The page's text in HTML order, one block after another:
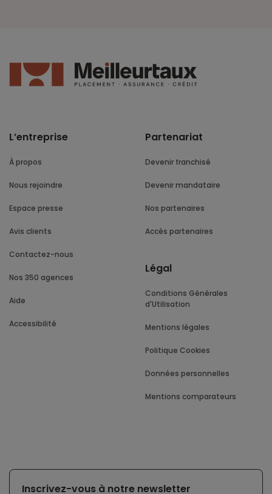
L’entreprise
À propos
Nous rejoindre
Espace presse
Avis clients
Contactez-nous
Nos 350 agences
Aide
Accessibilité
Partenariat
Devenir franchisé
Devenir mandataire
Nos partenaires
Accès partenaires
Légal
Conditions Générales
d'Utilisation
Mentions légales
Politique Cookies
Données personnelles
Mentions comparateurs
Inscrivez-vous à notre newsletter